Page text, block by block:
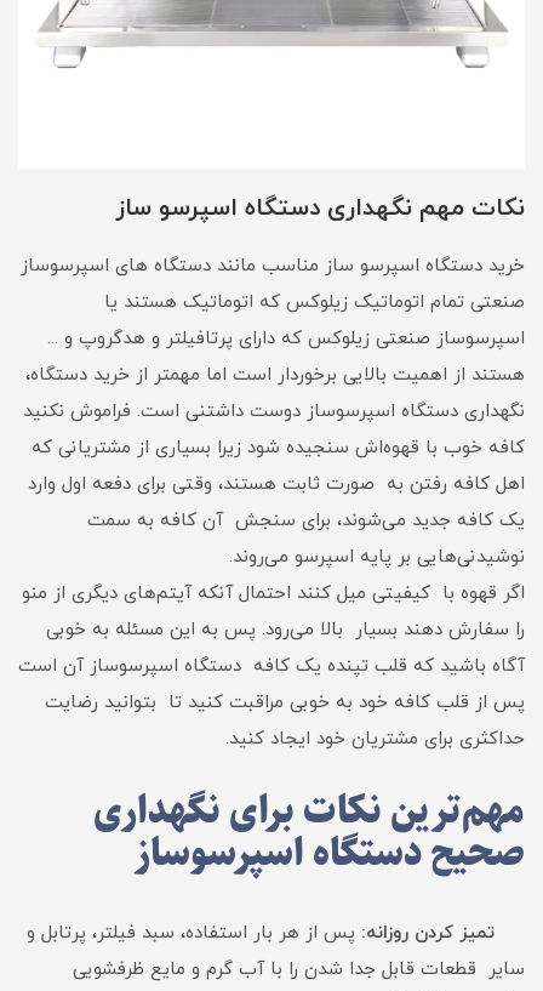
نکات مهم نگهداری دستگاه اسپرسو ساز
خرید دستگاه اسپرسو ساز مناسب مانند دستگاه های اسپرسوساز
صنعتی تمام اتوماتیک زیلوکس که اتوماتیک هستند یا
اسپرسوساز صنعتی زیلوکس که دارای پرتافیلتر و هدگروپ و ...
هستند از اهمیت بالایی برخوردار است اما مهمتر از خرید دستگاه،
نگهداری دستگاه اسپرسوساز دوست داشتنی است. فراموش نکنید
کافه خوب با قهوه‌اش سنجیده شود زیرا بسیاری از مشتریانی که
اهل کافه رفتن به صورت ثابت هستند، وقتی برای دفعه اول وارد
یک کافه جدید می‌شوند، برای سنجش آن کافه به سمت
نوشیدنی‌هایی بر پایه اسپرسو می‌روند.
اگر قهوه با کیفیتی میل کنند احتمال آنکه آیتم‌های دیگری از منو
را سفارش دهند بسیار بالا می‌رود. پس به این مسئله به خوبی
آگاه باشید که قلب تپنده یک کافه دستگاه اسپرسوساز آن است
پس از قلب کافه خود به خوبی مراقبت کنید تا بتوانید رضایت
حداکثری برای مشتریان خود ایجاد کنید.
مهم‌ترین نکات برای نگهداری
صحیح دستگاه اسپرسوساز
تمیز کردن روزانه: پس از هر بار استفاده، سبد فیلتر، پرتابل و
سایر قطعات قابل جدا شدن را با آب گرم و مایع ظرفشویی